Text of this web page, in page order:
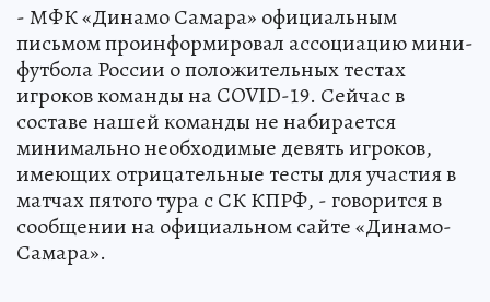
- МФК «Динамо Самара» официальным
письмом проинформировал ассоциацию мини-
футбола России о положительных тестах
игроков команды на COVID-19. Сейчас в
составе нашей команды не набирается
минимально необходимые девять игроков,
имеющих отрицательные тесты для участия в
матчах пятого тура с СК КПРФ, - говорится в
сообщении на официальном сайте «Динамо-
Самара».